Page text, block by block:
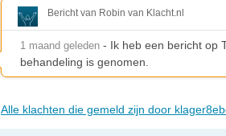
Bericht van Robin van Klacht.nl
1 maand geleden - Ik heb een bericht op
behandeling is genomen.
Alle klachten die gemeld zijn door